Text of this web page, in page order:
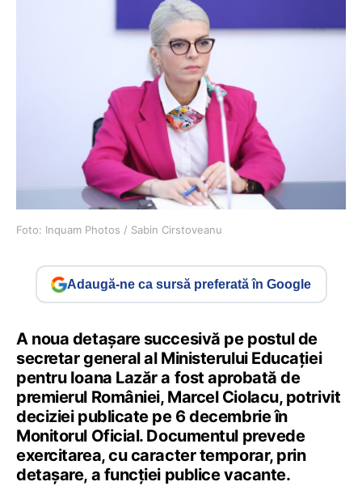
Foto: Inquam Photos / Sabin Cirstoveanu
Adaugă-ne ca sursă preferată în Google
A noua detașare succesivă pe postul de
secretar general al Ministerului Educației
pentru Ioana Lazăr a fost aprobată de
premierul României, Marcel Ciolacu, potrivit
deciziei publicate pe 6 decembrie în
Monitorul Oficial. Documentul prevede
exercitarea, cu caracter temporar, prin
detașare, a funcției publice vacante.